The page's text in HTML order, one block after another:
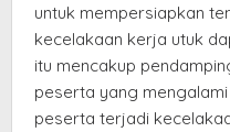
untuk mempersiapkan
kecelakaan kerja utuk
itu mencakup
peserta yang
peserta terjadi